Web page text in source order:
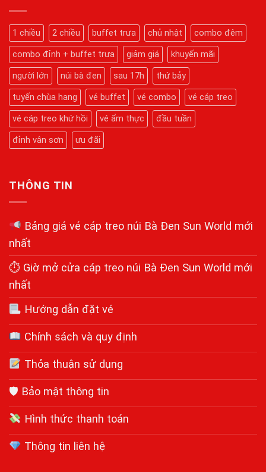
Hành
Trình
Chinh
Phục
Kỳ
Quan
Tâm
Linh
Chi
Tiết
Từ
A-
Z
Bà
Đen
Mới
Nhất
1 chiều 2 chiều buffet trưa chủ nhật
combo đêm
combo đỉnh + buffet trưa
giảm giá
khuyến mãi
người lớn
núi bà đen sau 17h
thứ bảy
tuyến chùa hang
vé buffet vé combo
vé cáp treo
vé cáp treo khứ hồi
vé ẩm thực
đầu tuần
đỉnh vân sơn
ưu đãi
THÔNG TIN
Bảng giá vé cáp treo núi Bà Đen Sun World mới
nhất
⏱ Giờ mở cửa cáp treo núi Bà Đen Sun World mới
nhất
Hướng dẫn đặt vé
Chính sách và quy định
Thỏa thuận sử dụng
🛡 Bảo mật thông tin
Hình thức thanh toán
Thông tin liên hệ